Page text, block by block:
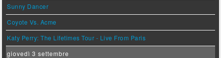
Sunny Dancer
Coyote Vs. Acme
Katy Perry: The Lifetimes Tour - Live From Paris
giovedì 3 settembre